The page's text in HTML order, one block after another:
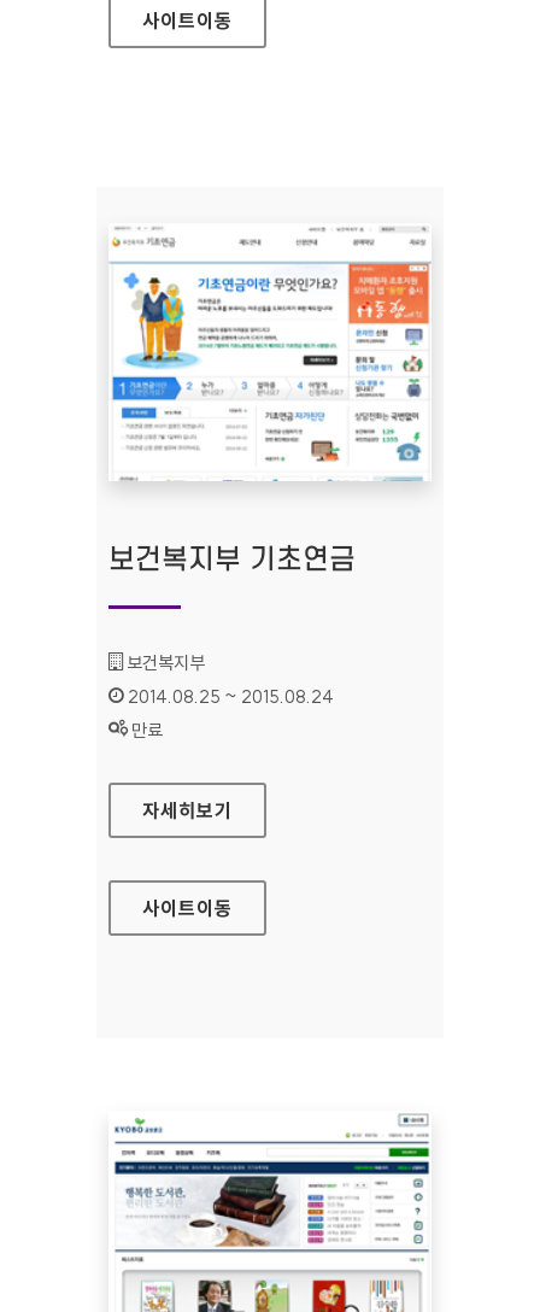
사이트이동
보건복지부 기초연금
기관명 :
보건복지부
인증기간 :
2014.08.25 ~ 2015.08.24
상태 :
만료
보건복지부 기초연금
자세히보기
사이트이동